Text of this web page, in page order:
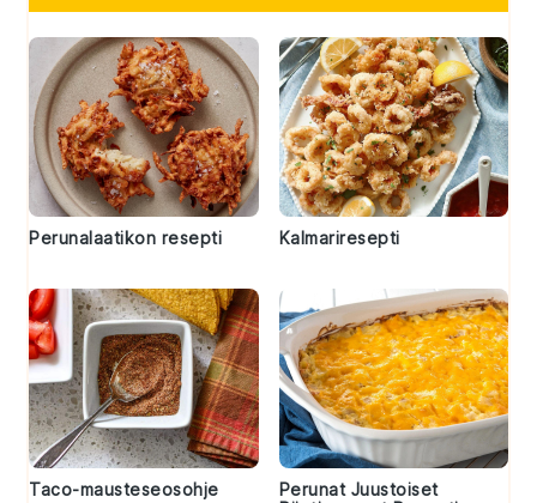
Perunalaatikon resepti Kalmariresepti
Taco-mausteseosohje
Perunat Juustoiset